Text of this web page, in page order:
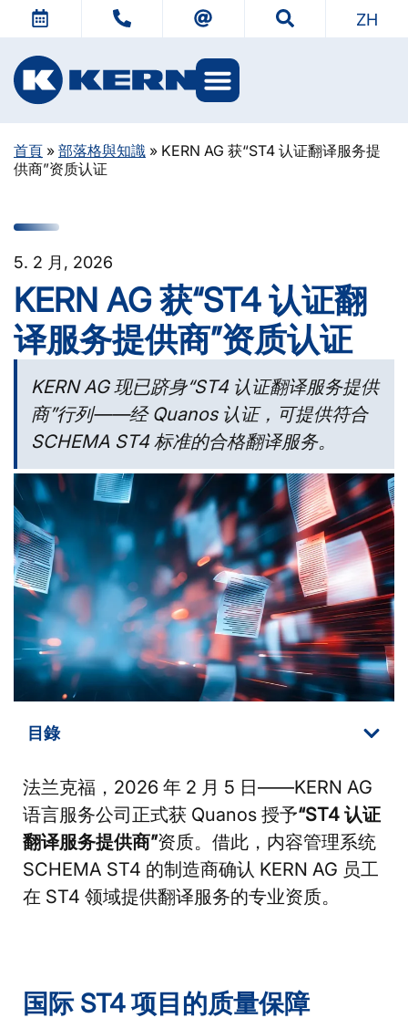
ZH
首頁 » 部落格與知識 » KERN AG 获“ST4 认证翻译服务提
供商”资质认证
5. 2 月, 2026
KERN AG 获“ST4 认证翻
译服务提供商”资质认证
KERN AG 现已跻身“ST4 认证翻译服务提供
商”行列——经 Quanos 认证，可提供符合
SCHEMA ST4 标准的合格翻译服务。
目錄
法兰克福，2026 年 2 月 5 日——KERN AG
语言服务公司正式获 Quanos 授予“ST4 认证
翻译服务提供商”资质。借此，内容管理系统
SCHEMA ST4 的制造商确认 KERN AG 员工
在 ST4 领域提供翻译服务的专业资质。
国际 ST4 项目的质量保障